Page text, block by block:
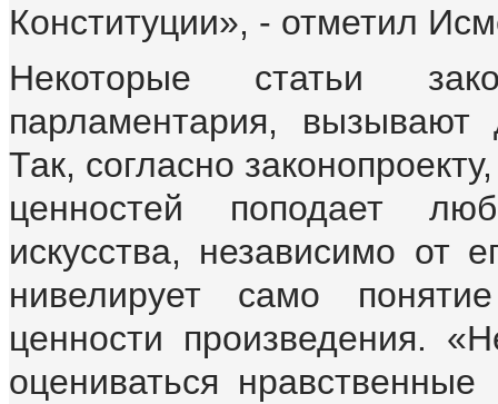
Конституции», - отметил
Некоторые статьи
парламентария, вызывают
Так, согласно
ценностей поподает
искусства, независимо от
нивелирует само
ценности произведения.
оцениваться